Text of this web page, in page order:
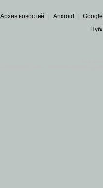
Архив новостей Android Google